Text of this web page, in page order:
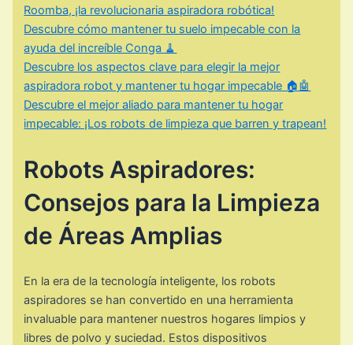
Roomba, ¡la revolucionaria aspiradora robótica!
Descubre cómo mantener tu suelo impecable con la
ayuda del increíble Conga 🧹
Descubre los aspectos clave para elegir la mejor
aspiradora robot y mantener tu hogar impecable 🏠🤖
Descubre el mejor aliado para mantener tu hogar
impecable: ¡Los robots de limpieza que barren y trapean!
Robots Aspiradores:
Consejos para la Limpieza
de Áreas Amplias
En la era de la tecnología inteligente, los robots
aspiradores se han convertido en una herramienta
invaluable para mantener nuestros hogares limpios y
libres de polvo y suciedad. Estos dispositivos